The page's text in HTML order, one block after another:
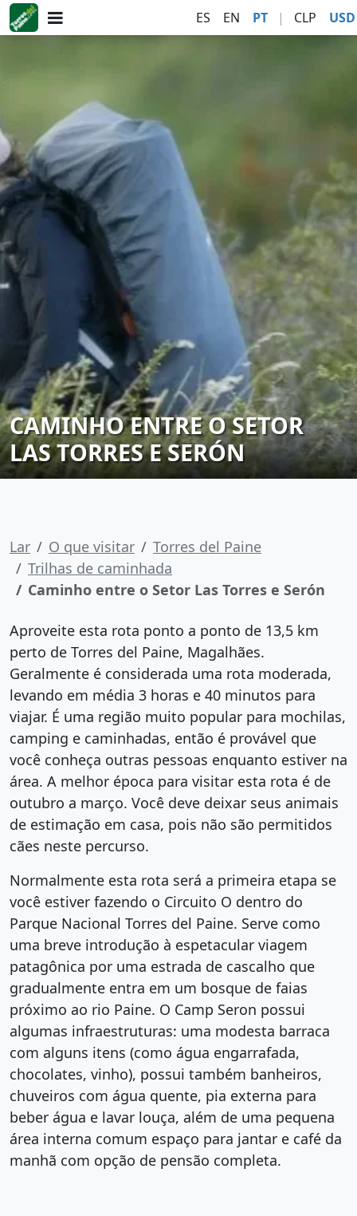
ES EN PT | CLP USD
CAMINHO ENTRE O SETOR
LAS TORRES E SERÓN
Lar O que visitar
Torres del Paine
Trilhas de caminhada
Caminho entre o Setor Las Torres e Serón
Aproveite esta rota ponto a ponto de 13,5 km
perto de Torres del Paine, Magalhães.
Geralmente é considerada uma rota moderada,
levando em média 3 horas e 40 minutos para
viajar. É uma região muito popular para mochilas,
camping e caminhadas, então é provável que
você conheça outras pessoas enquanto estiver na
área. A melhor época para visitar esta rota é de
outubro a março. Você deve deixar seus animais
de estimação em casa, pois não são permitidos
cães neste percurso.
Normalmente esta rota será a primeira etapa se
você estiver fazendo o Circuito O dentro do
Parque Nacional Torres del Paine. Serve como
uma breve introdução à espetacular viagem
patagônica por uma estrada de cascalho que
gradualmente entra em um bosque de faias
próximo ao rio Paine. O Camp Seron possui
algumas infraestruturas: uma modesta barraca
com alguns itens (como água engarrafada,
chocolates, vinho), possui também banheiros,
chuveiros com água quente, pia externa para
beber água e lavar louça, além de uma pequena
área interna comum espaço para jantar e café da
manhã com opção de pensão completa.